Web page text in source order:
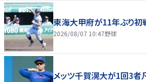
東海大甲府が11年ぶり初
2026/08/07 10:47野球
メッツ千賀滉大が1回3者